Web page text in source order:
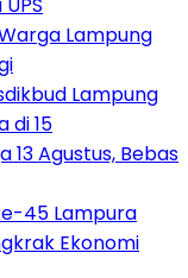
Lampung
Lampung
di 15
Agustus, Bebas
45 Lampura
Ekonomi